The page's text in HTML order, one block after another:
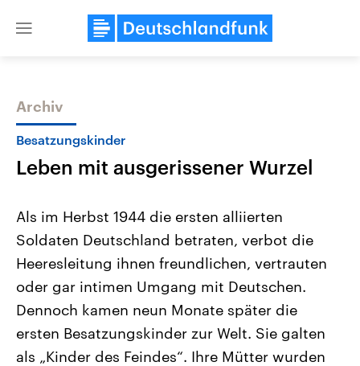
Close
Themen
Landtagswahl Sachsen-Anhalt
2026
Alle Informationen
Sachsen-Anhalt wählt am 6.
September 2026 einen neuen
Landtag. Seit 2021 wird das
Bundesland von einer Koalition aus
USA
Aktuelle Beiträge,
Hintergründe
Wirtschaftlich und
gehören die Vereinigten
den mächtigsten Ländern
mit großem Einfluss auf
Archiv
Besatzungskinder
Leben mit ausgerissener Wurzel
Als im Herbst 1944 die ersten alliierten
Soldaten Deutschland betraten, verbot die
Heeresleitung ihnen freundlichen, vertrauten
oder gar intimen Umgang mit Deutschen.
Dennoch kamen neun Monate später die
ersten Besatzungskinder zur Welt. Sie galten
als „Kinder des Feindes“. Ihre Mütter wurden